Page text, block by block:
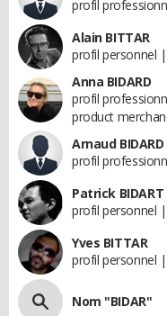
profil
Alain BITTAR
profil personnel |
Anna BIDARD
profil
product
Arnaud BIDARD
profil
Patrick BIDART
profil personnel
Yves BITTAR
profil personnel |
Nom "BIDAR"